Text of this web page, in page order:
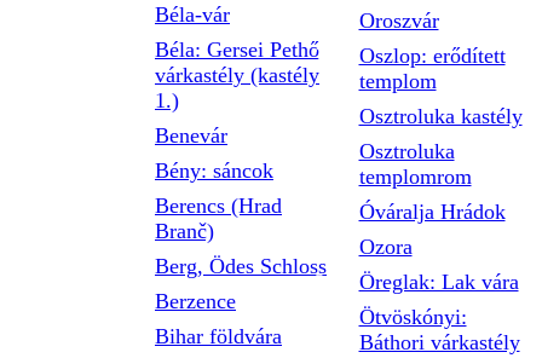
Béla-vár
Béla: Gersei Pethő
várkastély (kastély
1.)
Benevár
Bény: sáncok
Berencs (Hrad
Branč)
Berg, Ödes Schloss
Berzence
Bihar földvára
Oroszvár
Oszlop: erődített
templom
Osztroluka kastély
Osztroluka
templomrom
Óváralja Hrádok
Ozora
Öreglak: Lak vára
Ötvöskónyi:
Báthori várkastély